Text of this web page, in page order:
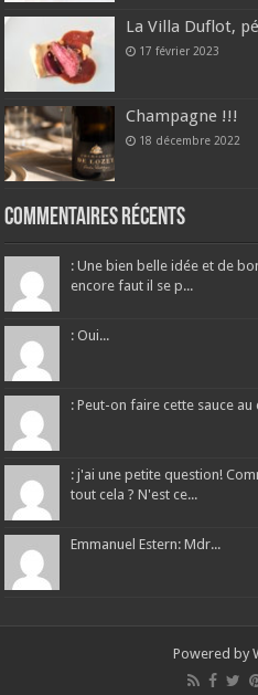
La Villa Duflot,
17 février 2023
Champagne !!!
18 décembre 2022
Commentaires récents
: Une bien belle idée et de
encore faut il se p...
: Oui...
: Peut-on faire cette sauce au
: j'ai une petite question!
tout cela ? N'est ce...
Emmanuel Estern: Mdr...
Powered by